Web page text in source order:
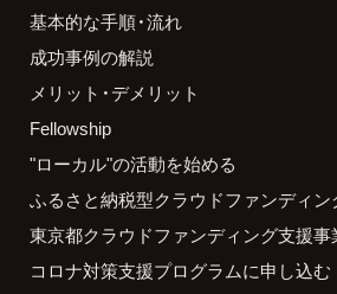
基本的な手順・流れ
成功事例の解説
メリット・デメリット
Fellowship
"ローカル"の活動を始める
ふるさと納税型クラウドファンディン
東京都クラウドファンディング支援事
コロナ対策支援プログラムに申し込む